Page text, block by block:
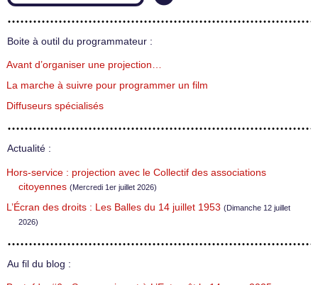
Boite à outil du programmateur :
Avant d’organiser une projection…
La marche à suivre pour programmer un film
Diffuseurs spécialisés
Actualité :
Hors-service : projection avec le Collectif des associations
citoyennes (Mercredi 1er juillet 2026)
L’Écran des droits : Les Balles du 14 juillet 1953 (Dimanche 12 juillet
2026)
Au fil du blog :